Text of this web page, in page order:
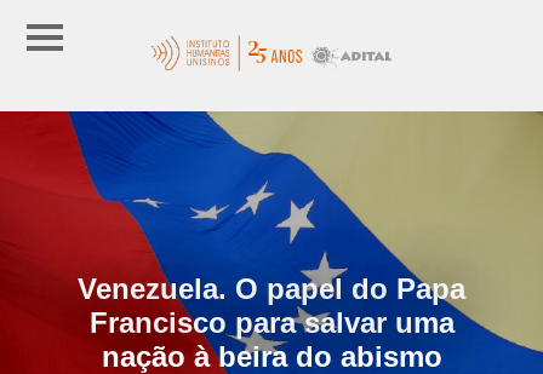
Venezuela. O papel do Papa
Francisco para salvar uma
nação à beira do abismo